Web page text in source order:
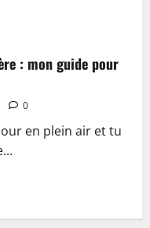
: mon guide pour
0
en plein air et tu